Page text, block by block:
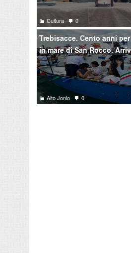
Cultura 0
Trebisacce. Cento anni
in mare di San Rocco.
Alto Jonio 0